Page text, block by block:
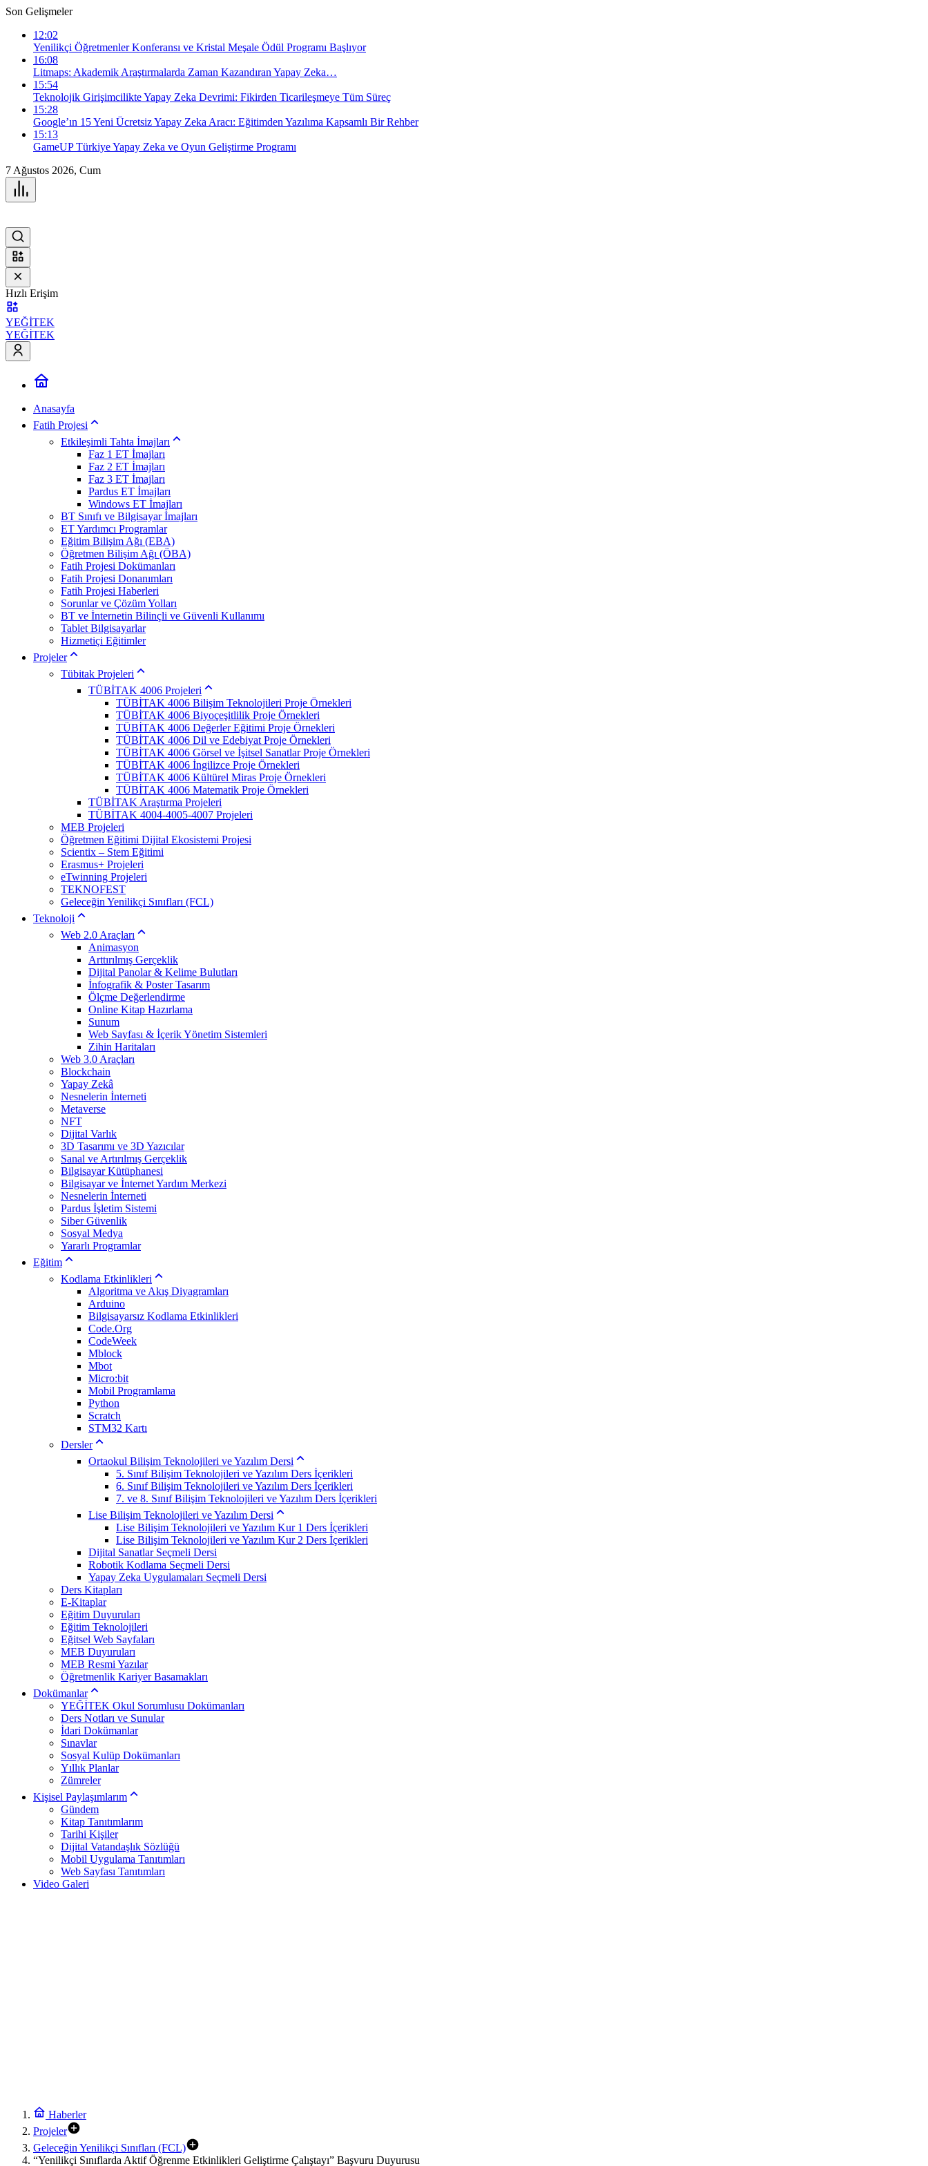
Son Gelişmeler
12:02
Yenilikçi Öğretmenler Konferansı ve Kristal Meşale Ödül Programı Başlıyor
16:08
Litmaps: Akademik Araştırmalarda Zaman Kazandıran Yapay Zeka…
15:54
Teknolojik Girişimcilikte Yapay Zeka Devrimi: Fikirden Ticarileşmeye Tüm Süreç
15:28
Google’ın 15 Yeni Ücretsiz Yapay Zeka Aracı: Eğitimden Yazılıma Kapsamlı Bir Rehber
15:13
GameUP Türkiye Yapay Zeka ve Oyun Geliştirme Programı
7 Ağustos 2026, Cum
Hızlı Erişim
YEĞİTEK
YEĞİTEK
Anasayfa
Fatih Projesi
Etkileşimli Tahta İmajları
Faz 1 ET İmajları
Faz 2 ET İmajları
Faz 3 ET İmajları
Pardus ET İmajları
Windows ET İmajları
BT Sınıfı ve Bilgisayar İmajları
ET Yardımcı Programlar
Eğitim Bilişim Ağı (EBA)
Öğretmen Bilişim Ağı (ÖBA)
Fatih Projesi Dokümanları
Fatih Projesi Donanımları
Fatih Projesi Haberleri
Sorunlar ve Çözüm Yolları
BT ve İnternetin Bilinçli ve Güvenli Kullanımı
Tablet Bilgisayarlar
Hizmetiçi Eğitimler
Projeler
Tübitak Projeleri
TÜBİTAK 4006 Projeleri
TÜBİTAK 4006 Bilişim Teknolojileri Proje Örnekleri
TÜBİTAK 4006 Biyoçeşitlilik Proje Örnekleri
TÜBİTAK 4006 Değerler Eğitimi Proje Örnekleri
TÜBİTAK 4006 Dil ve Edebiyat Proje Örnekleri
TÜBİTAK 4006 Görsel ve İşitsel Sanatlar Proje Örnekleri
TÜBİTAK 4006 İngilizce Proje Örnekleri
TÜBİTAK 4006 Kültürel Miras Proje Örnekleri
TÜBİTAK 4006 Matematik Proje Örnekleri
TÜBİTAK Araştırma Projeleri
TÜBİTAK 4004-4005-4007 Projeleri
MEB Projeleri
Öğretmen Eğitimi Dijital Ekosistemi Projesi
Scientix – Stem Eğitimi
Erasmus+ Projeleri
eTwinning Projeleri
TEKNOFEST
Geleceğin Yenilikçi Sınıfları (FCL)
Teknoloji
Web 2.0 Araçları
Animasyon
Arttırılmış Gerçeklik
Dijital Panolar & Kelime Bulutları
İnfografik & Poster Tasarım
Ölçme Değerlendirme
Online Kitap Hazırlama
Sunum
Web Sayfası & İçerik Yönetim Sistemleri
Zihin Haritaları
Web 3.0 Araçları
Blockchain
Yapay Zekâ
Nesnelerin İnterneti
Metaverse
NFT
Dijital Varlık
3D Tasarımı ve 3D Yazıcılar
Sanal ve Artırılmış Gerçeklik
Bilgisayar Kütüphanesi
Bilgisayar ve İnternet Yardım Merkezi
Nesnelerin İnterneti
Pardus İşletim Sistemi
Siber Güvenlik
Sosyal Medya
Yararlı Programlar
Eğitim
Kodlama Etkinlikleri
Algoritma ve Akış Diyagramları
Arduino
Bilgisayarsız Kodlama Etkinlikleri
Code.Org
CodeWeek
Mblock
Mbot
Micro:bit
Mobil Programlama
Python
Scratch
STM32 Kartı
Dersler
Ortaokul Bilişim Teknolojileri ve Yazılım Dersi
5. Sınıf Bilişim Teknolojileri ve Yazılım Ders İçerikleri
6. Sınıf Bilişim Teknolojileri ve Yazılım Ders İçerikleri
7. ve 8. Sınıf Bilişim Teknolojileri ve Yazılım Ders İçerikleri
Lise Bilişim Teknolojileri ve Yazılım Dersi
Lise Bilişim Teknolojileri ve Yazılım Kur 1 Ders İçerikleri
Lise Bilişim Teknolojileri ve Yazılım Kur 2 Ders İçerikleri
Dijital Sanatlar Seçmeli Dersi
Robotik Kodlama Seçmeli Dersi
Yapay Zeka Uygulamaları Seçmeli Dersi
Ders Kitapları
E-Kitaplar
Eğitim Duyuruları
Eğitim Teknolojileri
Eğitsel Web Sayfaları
MEB Duyuruları
MEB Resmi Yazılar
Öğretmenlik Kariyer Basamakları
Dokümanlar
YEĞİTEK Okul Sorumlusu Dokümanları
Ders Notları ve Sunular
İdari Dokümanlar
Sınavlar
Sosyal Kulüp Dokümanları
Yıllık Planlar
Zümreler
Kişisel Paylaşımlarım
Gündem
Kitap Tanıtımlarım
Tarihi Kişiler
Dijital Vatandaşlık Sözlüğü
Mobil Uygulama Tanıtımları
Web Sayfası Tanıtımları
Video Galeri
Haberler
Projeler
Geleceğin Yenilikçi Sınıfları (FCL)
“Yenilikçi Sınıflarda Aktif Öğrenme Etkinlikleri Geliştirme Çalıştayı” Başvuru Duyurusu